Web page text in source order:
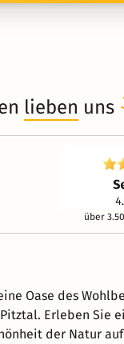
lieben uns
über
Oase des
Erleben Sie
der Natur